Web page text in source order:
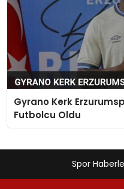
Gyrano Kerk
Futbolcu Oldu
Spor